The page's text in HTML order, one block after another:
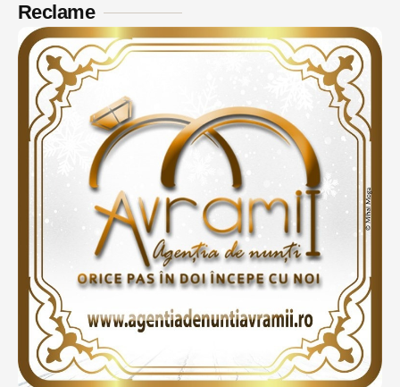
Reclame